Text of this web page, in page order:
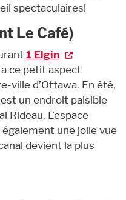
spectaculaires!
Le Café)
1 Elgin
ce petit aspect
ville d’Ottawa. En été,
un endroit paisible
Rideau. L’espace
une jolie vue
devient la plus